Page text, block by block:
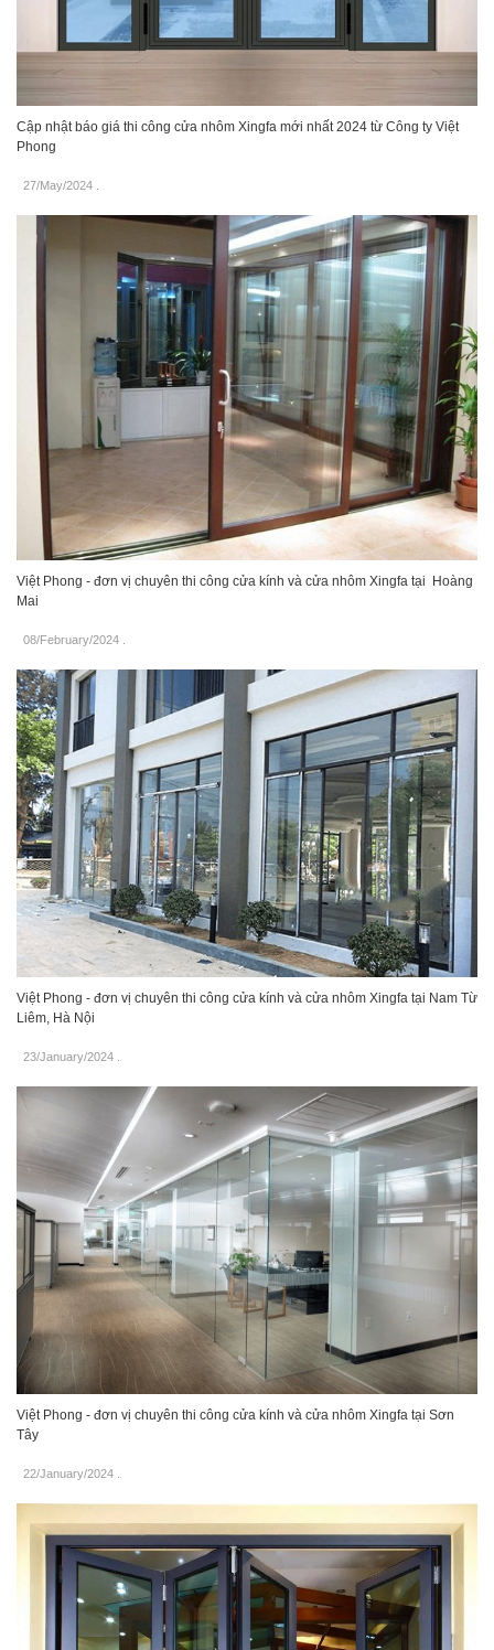
Cập nhật báo giá thi công cửa nhôm Xingfa mới nhất 2024 từ Công ty Việt
Phong
27/May/2024
Việt Phong - đơn vị chuyên thi công cửa kính và cửa nhôm Xingfa tại Hoàng
Mai
08/February/2024 .
Việt Phong - đơn vị chuyên thi công cửa kính và cửa nhôm Xingfa tại Nam Từ
Liêm, Hà Nội
23/January/2024
Việt Phong - đơn vị chuyên thi công cửa kính và cửa nhôm Xingfa tại Sơn
Tây
22/January/2024